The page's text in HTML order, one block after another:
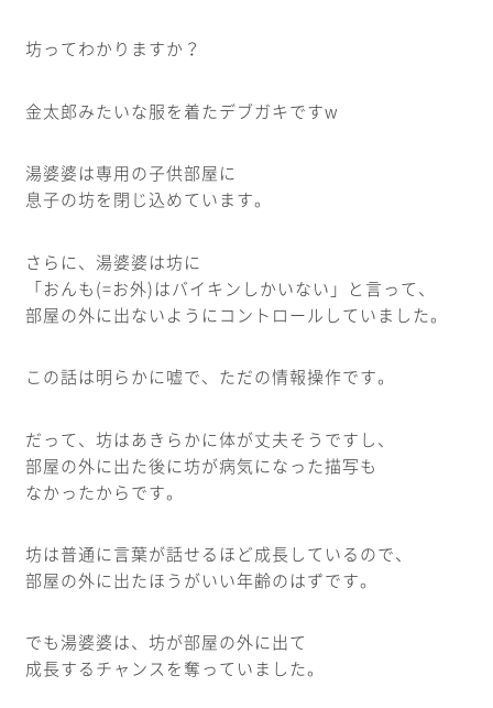
坊ってわかりますか？
金太郎みたいな服を着たデブガキですw
湯婆婆は専用の子供部屋に
息子の坊を閉じ込めています。
さらに、湯婆婆は坊に
「おんも(=お外)はバイキンしかいない」と言って、
部屋の外に出ないようにコントロールしていました。
この話は明らかに嘘で、ただの情報操作です。
だって、坊はあきらかに体が丈夫そうですし、
部屋の外に出た後に坊が病気になった描写も
なかったからです。
坊は普通に言葉が話せるほど成長しているので、
部屋の外に出たほうがいい年齢のはずです。
でも湯婆婆は、坊が部屋の外に出て
成長するチャンスを奪っていました。